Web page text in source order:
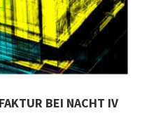
BEI NACHT IV